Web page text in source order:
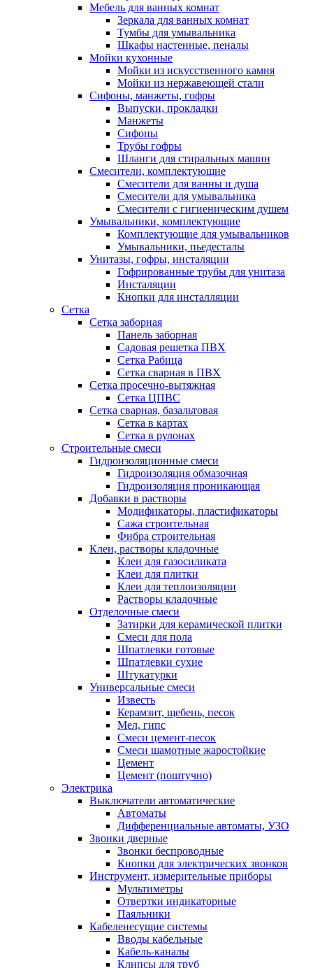
Мебель для ванных комнат
Зеркала для ванных комнат
Тумбы для умывальника
Шкафы настенные, пеналы
Мойки кухонные
Мойки из искусственного камня
Мойки из нержавеющей стали
Сифоны, манжеты, гофры
Выпуски, прокладки
Манжеты
Сифоны
Трубы гофры
Шланги для стиральных машин
Смесители, комплектующие
Смесители для ванны и душа
Смесители для умывальника
Смесители с гигиеническим душем
Умывальники, комплектующие
Комплектующие для умывальников
Умывальники, пьедесталы
Унитазы, гофры, инсталяции
Гофрированные трубы для унитаза
Инсталяции
Кнопки для инсталляции
Сетка
Сетка заборная
Панель заборная
Садовая решетка ПВХ
Сетка Рабица
Сетка сварная в ПВХ
Сетка просечно-вытяжная
Сетка ЦПВС
Сетка сварная, базальтовая
Сетка в картах
Сетка в рулонах
Строительные смеси
Гидроизоляционные смеси
Гидроизоляция обмазочная
Гидроизоляция проникающая
Добавки в растворы
Модификаторы, пластификаторы
Сажа строительная
Фибра строительная
Клеи, растворы кладочные
Клеи для газосиликата
Клеи для плитки
Клеи для теплоизоляции
Растворы кладочные
Отделочные смеси
Затирки для керамической плитки
Смеси для пола
Шпатлевки готовые
Шпатлевки сухие
Штукатурки
Универсальные смеси
Известь
Керамзит, щебень, песок
Мел, гипс
Смеси цемент-песок
Смеси шамотные жаростойкие
Цемент
Цемент (поштучно)
Электрика
Выключатели автоматические
Автоматы
Дифференциальные автоматы, УЗО
Звонки дверные
Звонки беспроводные
Кнопки для электрических звонков
Инструмент, измерительные приборы
Мультиметры
Отвертки индикаторные
Паяльники
Кабеленесущие системы
Вводы кабельные
Кабель-каналы
Клипсы для труб